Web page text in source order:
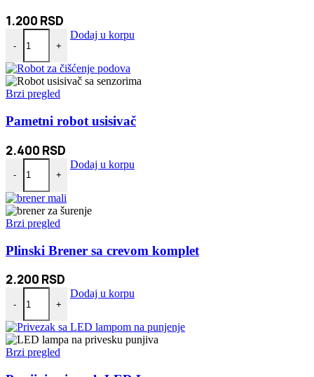
1.200 RSD
-
Listovi za lisičarku set 10 komada PEXIL količina
+
Dodaj u korpu
Brzi pregled
Pametni robot usisivač
2.400 RSD
-
Pametni robot usisivač količina
+
Dodaj u korpu
Brzi pregled
Plinski Brener sa crevom komplet
2.200 RSD
-
Plinski Brener sa crevom komplet količina
+
Dodaj u korpu
Brzi pregled